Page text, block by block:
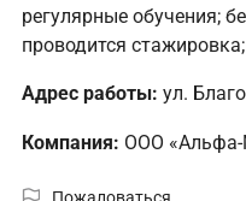
регулярные обучения;
проводится
Адрес работы: ул.
Компания: ООО «Альфа-